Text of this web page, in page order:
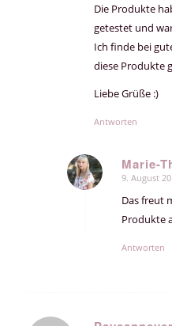
Die Produkte
getestet und
Ich finde bei
diese Produkte
Liebe Grüße :)
Antworten
Marie-
sagte:
9. August
Das freut
Produkte
Antworten